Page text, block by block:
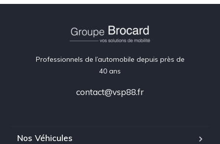
Professionnels de l’automobile depuis près de
40 ans
contact@vsp88.fr
Nos Véhicules